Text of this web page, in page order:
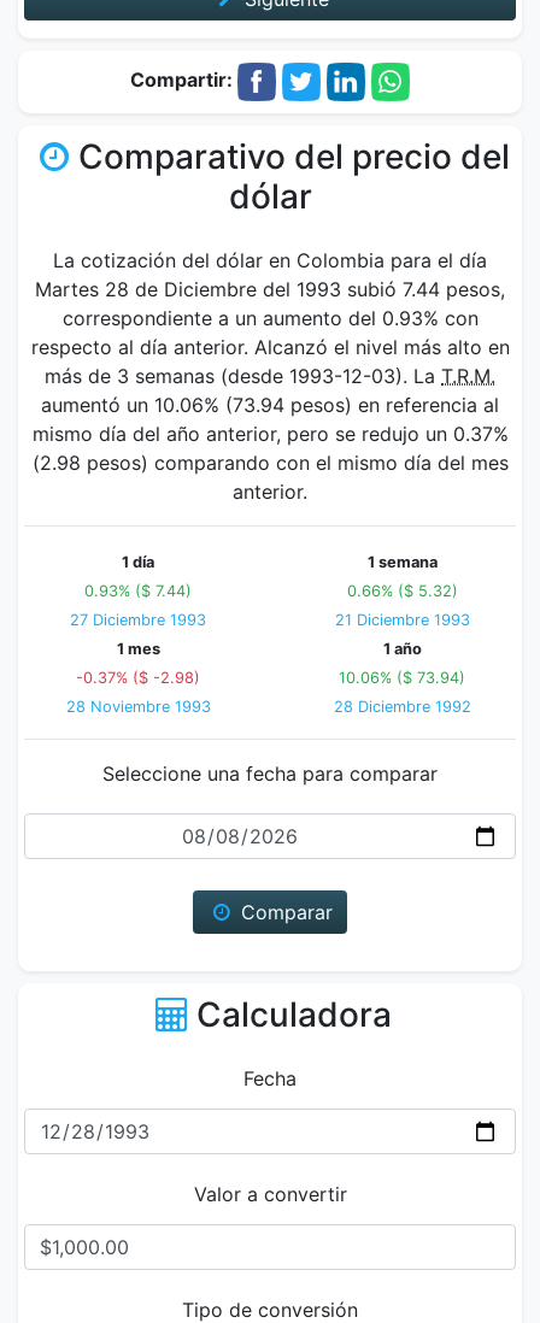
Compartir:
Comparativo del precio del
dólar
La cotización del dólar en Colombia para el día
Martes 28 de Diciembre del 1993 subió 7.44 pesos,
correspondiente a un aumento del 0.93% con
respecto al día anterior. Alcanzó el nivel más alto en
más de 3 semanas (desde 1993-12-03). La T.R.M.
aumentó un 10.06% (73.94 pesos) en referencia al
mismo día del año anterior, pero se redujo un 0.37%
(2.98 pesos) comparando con el mismo día del mes
anterior.
1 día
0.93% ($ 7.44)
27 Diciembre 1993
1 semana
0.66% ($ 5.32)
21 Diciembre 1993
1 mes
-0.37% ($ -2.98)
28 Noviembre 1993
1 año
10.06% ($ 73.94)
28 Diciembre 1992
Seleccione una fecha para comparar
Fecha
Comparar
Calculadora
Fecha
Valor a convertir
Tipo de conversión